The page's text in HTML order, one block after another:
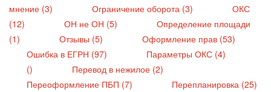
мнение (3)
Ограничение оборота (3)
ОКС
(12)
ОН не ОН (5)
Определение площади
(1)
Отзывы (5)
Оформление прав (53)
Ошибка в ЕГРН (97)
Параметры ОКС (4)
()
Перевод в нежилое (2)
Переоформление ПБП (7)
Перепланировка (25)